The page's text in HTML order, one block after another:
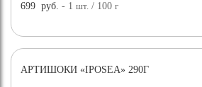
699 руб. - 1шт. / 100г
АРТИШОКИ «IPOSEA» 290Г